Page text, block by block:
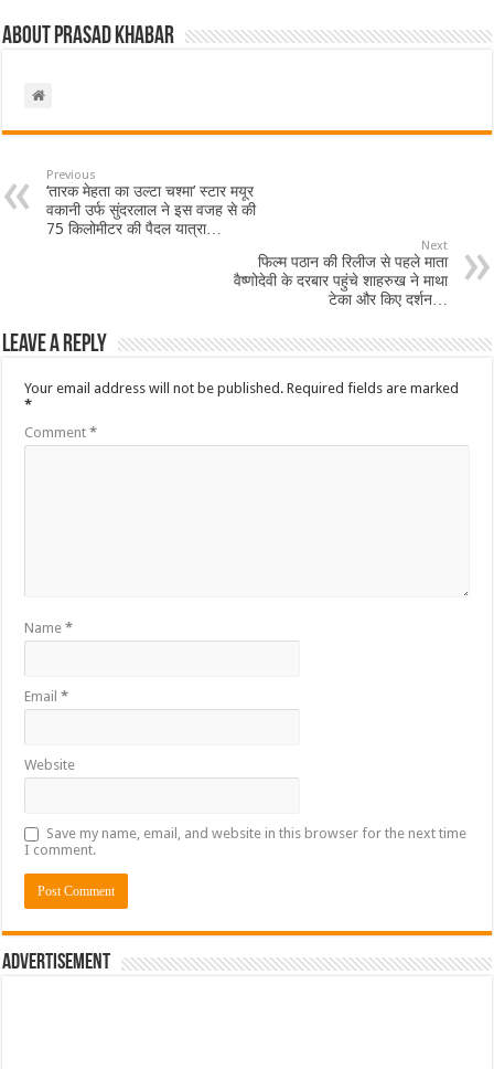
About Prasad Khabar
Previous
‘तारक मेहता का उल्टा चश्मा’ स्टार मयूर
वकानी उर्फ सुंदरलाल ने इस वजह से की
75 किलोमीटर की पैदल यात्रा…
Next
फिल्म पठान की रिलीज से पहले माता
वैष्णोदेवी के दरबार पहुंचे शाहरुख ने माथा
टेका और किए दर्शन…
Leave a Reply
Your email address will not be published. Required fields are marked
*
Comment*
Name*
Email*
Website
Save my name, email, and website in this browser for the next time
I comment.
Advertisement